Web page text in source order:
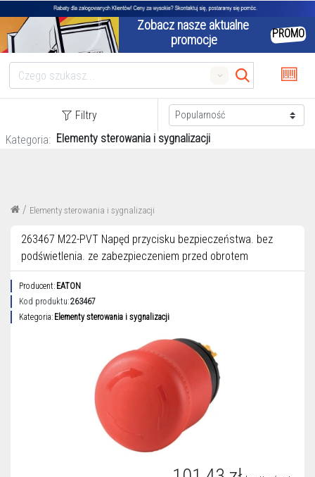
Zobacz nasze aktualne
promocje
PROMO
Filtry
Kategoria: Elementy sterowania i sygnalizacji
Elementy sterowania i sygnalizacji
/
263467 M22-PVT Napęd przycisku bezpieczeństwa. bez
podświetlenia. ze zabezpieczeniem przed obrotem
Producent: EATON
Kod produktu:263467
Kategoria: Elementy sterowania i sygnalizacji